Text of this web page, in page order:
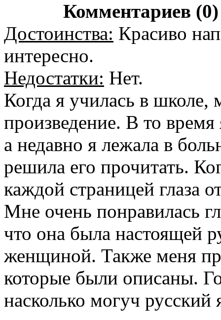
Комментариев (0)
Достоинства: Красиво
интересно.
Недостатки: Нет.
Когда я училась в
произведение. В то
а недавно я лежала в
решила его прочитать.
каждой страницей глаза
Мне очень понравилась
что она была настоящей
женщиной. Также меня
которые были описаны.
насколько могуч